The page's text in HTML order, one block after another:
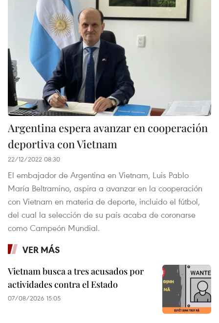
Argentina espera avanzar en cooperación
deportiva con Vietnam
22/12/2022 08:30
El embajador de Argentina en Vietnam, Luis Pablo
María Beltramino, aspira a avanzar en la cooperación
con Vietnam en materia de deporte, incluido el fútbol,
del cual la selección de su país acaba de coronarse
como Campeón Mundial.
VER MÁS
Vietnam busca a tres acusados por
actividades contra el Estado
07/08/2026 15:05